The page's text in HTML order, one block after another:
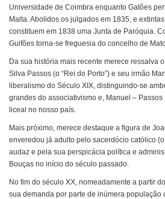
Universidade de Coimbra enquanto Gatões
Malta. Abolidos os julgados em 1835, e
constituem em 1838 uma Junta de Paróquia.
Guifões torna-se freguesia do concelho de
Da sua história mais recente merece ressalva
Silva Passos (o “Rei do Porto”) e seu irmão
liberalismo do Século XIX, distinguindo-se
grandes do associativismo e, Manuel –
liceal no nosso país.
Mais próximo, merece destaque a figura de
enveredou já adulto pelo sacerdócio católico
audaz e pela sua perspicácia política e
Bouças no início do século passado.
No fim do século XX, nomeadamente a partir
sua demanda por parte de inúmera